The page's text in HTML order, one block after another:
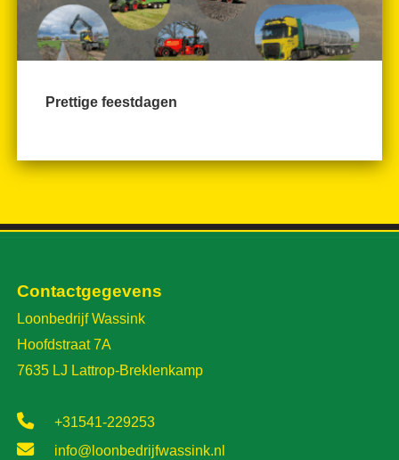
Prettige feestdagen
Contactgegevens
Loonbedrijf Wassink
Hoofdstraat 7A
7635 LJ Lattrop-Breklenkamp
+31541-229253
info@loonbedrijfwassink.nl